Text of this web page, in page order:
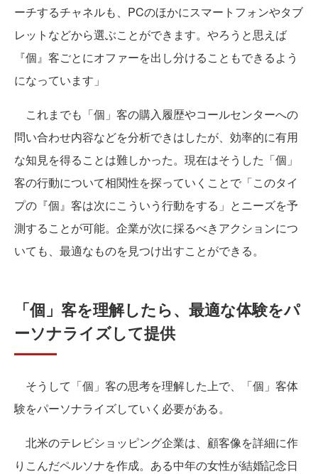
ーチするチャネルも、PCのほかにスマートフォンやタブ
レットなどから選ぶことができます。やろうと思えば
『個』客ごとにオファーを出し分けることもできるよう
になっています」
これまでも「個」客の購入履歴やコールセンターへの
問い合わせ内容などを分析できはしたが、効率的に有用
な知見を得ることは難しかった。現在はそうした「個」
客の行動について相関性を探っていくことで「このタイ
プの『個』客は次にこういう行動をする」とニーズを予
測することが可能。企業が次に採るべきアクションにつ
いても、最適なものを見つけ出すことができる。
「個」客を理解したら、最適な体験をパ
ーソナライズして提供
そうして「個」客の思考を理解した上で、「個」客体
験をパーソナライズしていく必要がある。
北米のテレビショッピング企業は、顧客像を詳細に作
りこんだペルソナを作成。ある中年の女性が結婚記念日